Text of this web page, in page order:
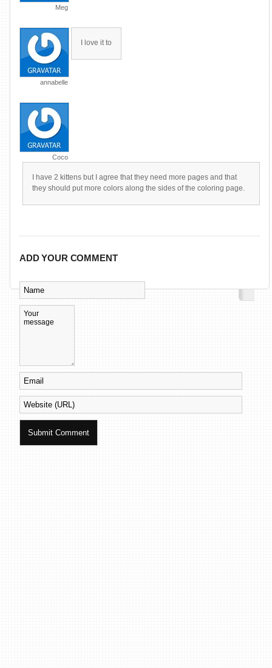
Meg
annabelle
I love it to
Coco
I have 2 kittens but I agree that they need more pages and that
they should put more colors along the sides of the coloring page.
ADD YOUR COMMENT